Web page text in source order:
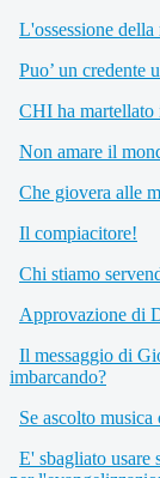
L'ossessione
Puo’ un credente
CHI ha martellato
Non amare il
Che giovera alle
Il compiacitore!
Chi stiamo
Approvazione di
Il messaggio di
imbarcando?
Se ascolto
E' sbagliato usare